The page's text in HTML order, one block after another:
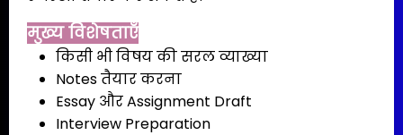
मुख्य विशेषताएँ
किसी भी विषय की सरल व्याख्या
Notes तैयार करना
Essay और Assignment Draft
Interview Preparation